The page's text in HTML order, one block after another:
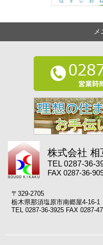
株式会社 相
TEL 0287-36-
FAX 0287-36-
〒329-2705
栃木県那須塩原市南郷屋4-16-1
TEL 0287-36-3925 FAX 0287-